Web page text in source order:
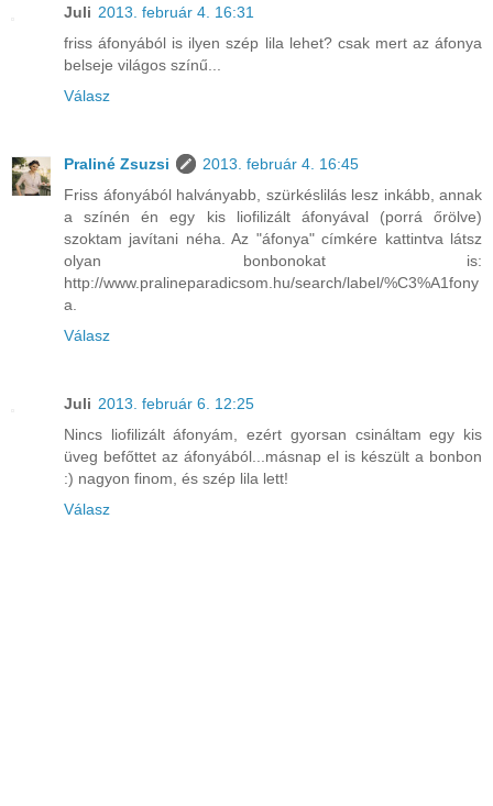
Juli 2013. február 4. 16:31
friss áfonyából is ilyen szép lila lehet? csak mert az áfonya
belseje világos színű...
Válasz
Praliné Zsuzsi
2013. február 4. 16:45
Friss áfonyából halványabb, szürkéslilás lesz inkább, annak
a színén én egy kis liofilizált áfonyával (porrá őrölve)
szoktam javítani néha. Az "áfonya" címkére kattintva látsz
olyan bonbonokat is:
http://www.pralineparadicsom.hu/search/label/%C3%A1fony
a.
Válasz
Juli 2013. február 6. 12:25
Nincs liofilizált áfonyám, ezért gyorsan csináltam egy kis
üveg befőttet az áfonyából...másnap el is készült a bonbon
:) nagyon finom, és szép lila lett!
Válasz